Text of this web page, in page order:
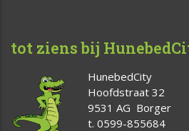
tot ziens bij
HunebedCity
Hoofdstraat 32
9531 AG Borger
t. 0599-855684